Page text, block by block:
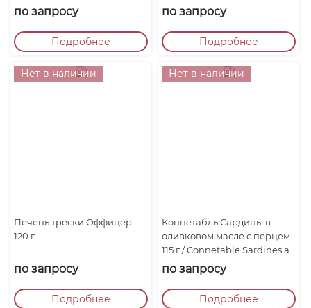
по запросу
Подробнее
all’Olio di Girasole...
по запросу
Подробнее
Нет в наличии
Печень трески Оффицер
120 г
по запросу
Подробнее
Нет в наличии
Коннетабль Сардины в
оливковом масле с перцем
115 г / Connetable Sardines a
l’Ancienne au Piment d’E...
по запросу
Подробнее